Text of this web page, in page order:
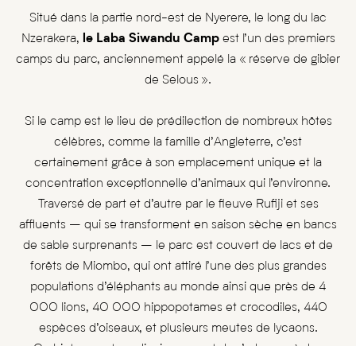
Situé dans la partie nord-est de Nyerere, le long du lac
Nzerakera, le Laba Siwandu Camp est l’un des premiers
camps du parc, anciennement appelé la « réserve de gibier
de Selous ».
Si le camp est le lieu de prédilection de nombreux hôtes
célèbres, comme la famille d’Angleterre, c’est
certainement grâce à son emplacement unique et la
concentration exceptionnelle d’animaux qui l’environne.
Traversé de part et d’autre par le fleuve Rufiji et ses
affluents – qui se transforment en saison sèche en bancs
de sable surprenants – le parc est couvert de lacs et de
forêts de Miombo, qui ont attiré l’une des plus grandes
populations d’éléphants au monde ainsi que près de 4
000 lions, 40 000 hippopotames et crocodiles, 440
espèces d’oiseaux, et plusieurs meutes de lycaons.